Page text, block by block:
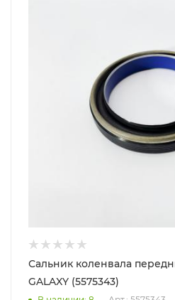
Сальник коленвала
GALAXY (5575343)